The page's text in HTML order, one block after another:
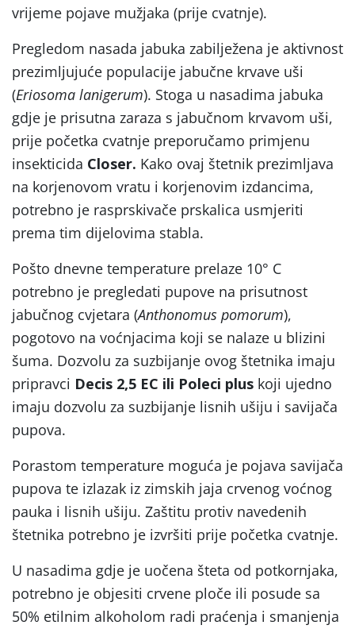
vrijeme pojave mužjaka (prije cvatnje).
Pregledom nasada jabuka zabilježena je aktivnost
prezimljujuće populacije jabučne krvave uši
(Eriosoma lanigerum). Stoga u nasadima jabuka
gdje je prisutna zaraza s jabučnom krvavom uši,
prije početka cvatnje preporučamo primjenu
insekticida Closer. Kako ovaj štetnik prezimljava
na korjenovom vratu i korjenovim izdancima,
potrebno je rasprskivače prskalica usmjeriti
prema tim dijelovima stabla.
Pošto dnevne temperature prelaze 10° C
potrebno je pregledati pupove na prisutnost
jabučnog cvjetara (Anthonomus pomorum),
pogotovo na voćnjacima koji se nalaze u blizini
šuma. Dozvolu za suzbijanje ovog štetnika imaju
pripravci Decis 2,5 EC ili Poleci plus koji ujedno
imaju dozvolu za suzbijanje lisnih ušiju i savijača
pupova.
Porastom temperature moguća je pojava savijača
pupova te izlazak iz zimskih jaja crvenog voćnog
pauka i lisnih ušiju. Zaštitu protiv navedenih
štetnika potrebno je izvršiti prije početka cvatnje.
U nasadima gdje je uočena šteta od potkornjaka,
potrebno je objesiti crvene ploče ili posude sa
50% etilnim alkoholom radi praćenja i smanjenja